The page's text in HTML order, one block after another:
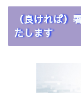
（良ければ）
たします